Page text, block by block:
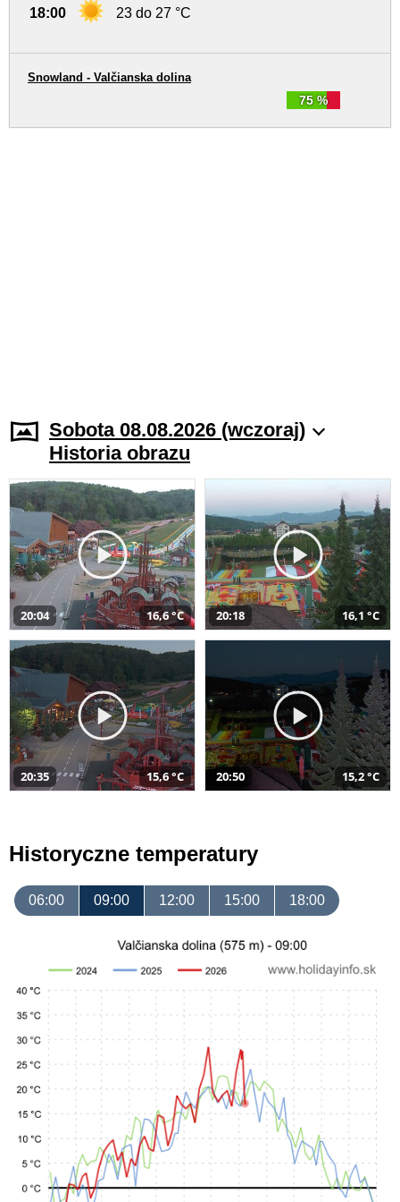
18:00 23 do 27 °C
75 %
Snowland - Valčianska dolina
Sobota 08.08.2026 (wczoraj)
Historia obrazu
20:04 16,6 °C 20:18 16,1 °C
20:35 15,6 °C 20:50 15,2 °C
Historyczne temperatury
06:00 09:00 12:00 15:00 18:00